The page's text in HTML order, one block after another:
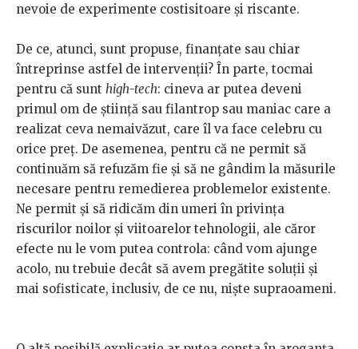
nevoie de experimente costisitoare și riscante.
De ce, atunci, sunt propuse, finanțate sau chiar
întreprinse astfel de intervenții? În parte, tocmai
pentru că sunt high-tech: cineva ar putea deveni
primul om de știință sau filantrop sau maniac care a
realizat ceva nemaivăzut, care îl va face celebru cu
orice preț. De asemenea, pentru că ne permit să
continuăm să refuzăm fie și să ne gândim la măsurile
necesare pentru remedierea problemelor existente.
Ne permit și să ridicăm din umeri în privința
riscurilor noilor și viitoarelor tehnologii, ale căror
efecte nu le vom putea controla: când vom ajunge
acolo, nu trebuie decât să avem pregătite soluții și
mai sofisticate, inclusiv, de ce nu, niște supraoameni.